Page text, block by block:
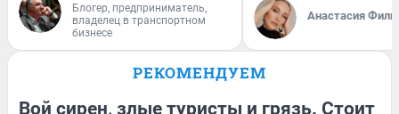
Блогер, предприниматель,
владелец в транспортном
бизнесе
Анастасия
РЕКОМЕНДУЕМ
Вой сирен, злые туристы и грязь. Стоит